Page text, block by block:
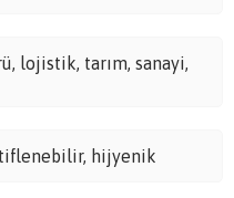
lojistik, tarım, sanayi,
hijyenik